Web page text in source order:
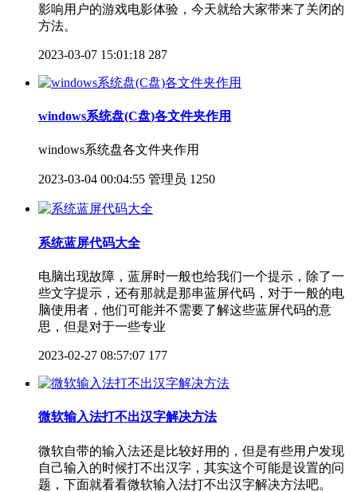
影响用户的游戏电影体验，今天就给大家带来了关闭的
方法。
2023-03-07 15:01:18 287
windows系统盘(C盘)各文件夹作用
windows系统盘各文件夹作用
2023-03-04 00:04:55 管理员 1250
系统蓝屏代码大全
电脑出现故障，蓝屏时一般也给我们一个提示，除了一
些文字提示，还有那就是那串蓝屏代码，对于一般的电
脑使用者，他们可能并不需要了解这些蓝屏代码的意
思，但是对于一些专业
2023-02-27 08:57:07 177
微软输入法打不出汉字解决方法
微软自带的输入法还是比较好用的，但是有些用户发现
自己输入的时候打不出汉字，其实这个可能是设置的问
题，下面就看看微软输入法打不出汉字解决方法吧。